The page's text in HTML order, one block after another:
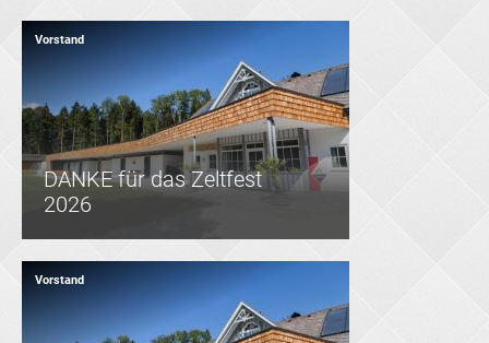
Vorstand
DANKE für das Zeltfest
2026
Vorstand